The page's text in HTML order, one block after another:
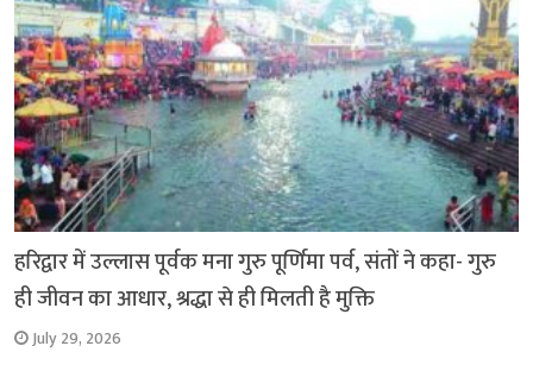
हरिद्वार में उल्लास पूर्वक मना गुरु पूर्णिमा पर्व, संतों ने कहा- गुरु
ही जीवन का आधार, श्रद्धा से ही मिलती है मुक्ति
July 29, 2026